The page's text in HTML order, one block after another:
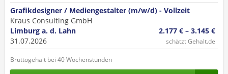
Grafikdesigner / Mediengestalter (m/w/d) - Vollzeit
Kraus Consulting GmbH
Limburg a. d. Lahn
31.07.2026
2.177 € – 3.145 €
schätzt Gehalt.de
Bruttogehalt bei 40 Wochenstunden